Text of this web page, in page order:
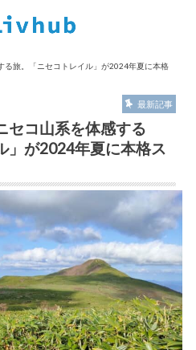
る旅。「ニセコトレイル」が2024年夏に本格
最新記事
セコ山系を体感する
」が2024年夏に本格ス